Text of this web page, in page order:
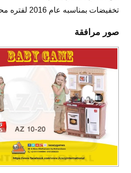
تخفيضات بمناسبه عام 2016 لفتره محدوده
صور مرافقة